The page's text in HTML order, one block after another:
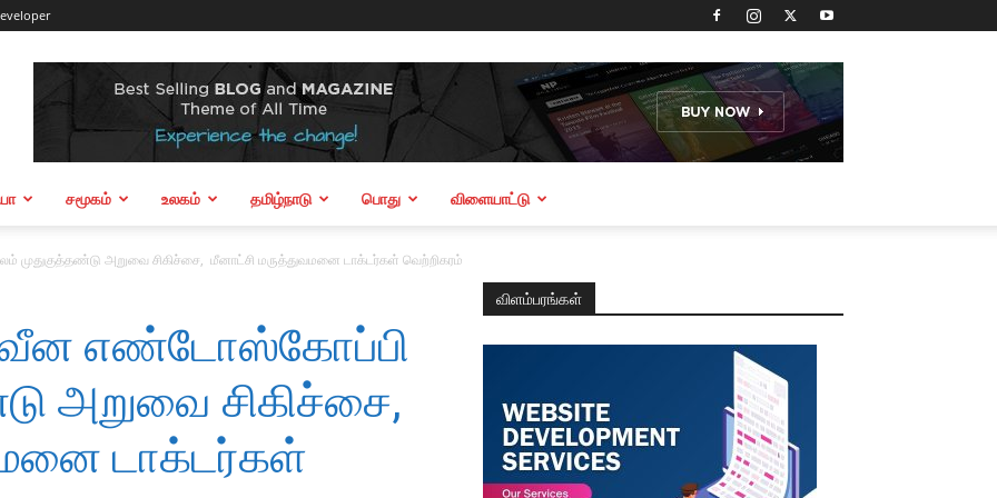
சமூகம் உலகம் தமிழ்நாடு பொது விளையாட்டு
முதுகுத்தண்டு அறுவை சிகிச்சை, மீனாட்சி மருத்துவமனை டாக்டர்கள் வெற்றிகரம்
எண்டோஸ்கோப்பி
அறுவை சிகிச்சை,
டாக்டர்கள்
விளம்பரங்கள்